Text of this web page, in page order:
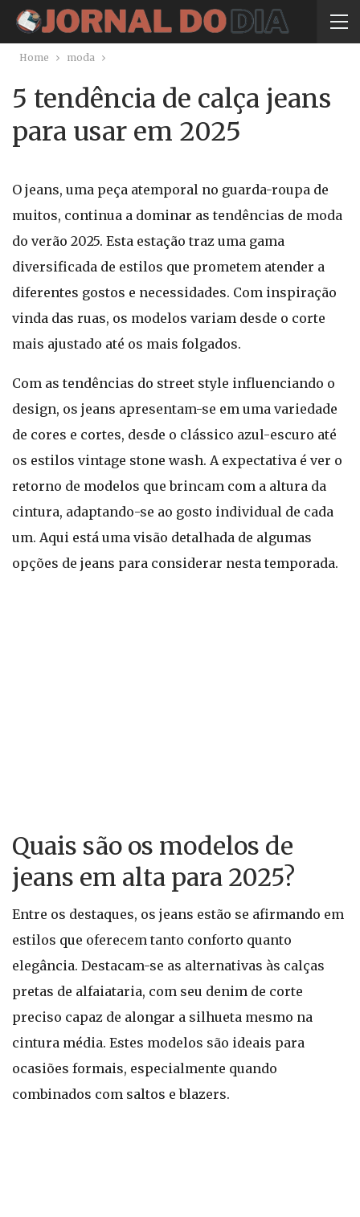
Home moda
5 tendência de calça jeans
para usar em 2025
O jeans, uma peça atemporal no guarda-roupa de
muitos, continua a dominar as tendências de moda
do verão 2025. Esta estação traz uma gama
diversificada de estilos que prometem atender a
diferentes gostos e necessidades. Com inspiração
vinda das ruas, os modelos variam desde o corte
mais ajustado até os mais folgados.
Com as tendências do street style influenciando o
design, os jeans apresentam-se em uma variedade
de cores e cortes, desde o clássico azul-escuro até
os estilos vintage stone wash. A expectativa é ver o
retorno de modelos que brincam com a altura da
cintura, adaptando-se ao gosto individual de cada
um. Aqui está uma visão detalhada de algumas
opções de jeans para considerar nesta temporada.
Quais são os modelos de
jeans em alta para 2025?
Entre os destaques, os jeans estão se afirmando em
estilos que oferecem tanto conforto quanto
elegância. Destacam-se as alternativas às calças
pretas de alfaiataria, com seu denim de corte
preciso capaz de alongar a silhueta mesmo na
cintura média. Estes modelos são ideais para
ocasiões formais, especialmente quando
combinados com saltos e blazers.